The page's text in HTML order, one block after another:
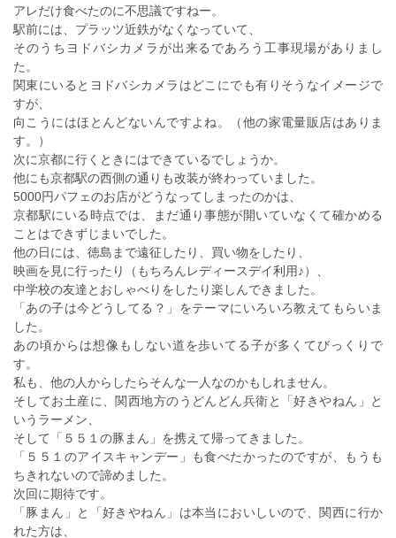
アレだけ食べたのに不思議ですねー。
駅前には、プラッツ近鉄がなくなっていて、
そのうちヨドバシカメラが出来るであろう工事現場がありまし
た。
関東にいるとヨドバシカメラはどこにでも有りそうなイメージで
すが、
向こうにはほとんどないんですよね。（他の家電量販店はありま
す。）
次に京都に行くときにはできているでしょうか。
他にも京都駅の西側の通りも改装が終わっていました。
5000円パフェのお店がどうなってしまったのかは、
京都駅にいる時点では、まだ通り事態が開いていなくて確かめる
ことはできずじまいでした。
他の日には、徳島まで遠征したり、買い物をしたり、
映画を見に行ったり（もちろんレディースデイ利用♪）、
中学校の友達とおしゃべりをしたり楽しんできました。
「あの子は今どうしてる？」をテーマにいろいろ教えてもらいま
した。
あの頃からは想像もしない道を歩いてる子が多くてびっくりで
す。
私も、他の人からしたらそんな一人なのかもしれません。
そしてお土産に、関西地方のうどんどん兵衛と「好きやねん」と
いうラーメン、
そして「５５１の豚まん」を携えて帰ってきました。
「５５１のアイスキャンデー」も食べたかったのですが、もうも
ちきれないので諦めました。
次回に期待です。
「豚まん」と「好きやねん」は本当においしいので、関西に行か
れた方は、